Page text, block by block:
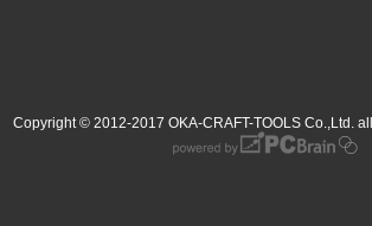
Copyright © 2012-2017 OKA-CRAFT-TOOLS Co.,Ltd.